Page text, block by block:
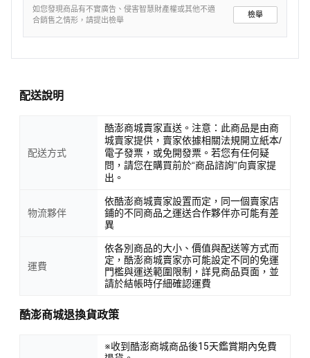
如您發現商品有不實廣告、侵害智慧財產權或其他不適
合銷售之情形，請提出檢舉
檢舉
配送說明
配送方式
酷澎商城賣家直送。注意：此商品是由商
城賣家提供，賣家依據相關法規開立紙本/
電子發票，或免開發票。若您有任何疑
問，請您在購買前於“商品諮詢”向賣家提
出。
物流夥伴
依酷澎商城賣家設置而定，同一個賣家店
鋪的不同商品之運送合作夥伴亦可能有差
異
運費
依各別商品的大小、價值與配送等方式而
定，酷澎商城賣家亦可能設定不同的免運
門檻與運送範圍限制，詳見商品頁面，並
請於結帳時仔細確認運費
酷澎商城退換貨政策
※收到酷澎商城商品後15天鑑賞期內免費